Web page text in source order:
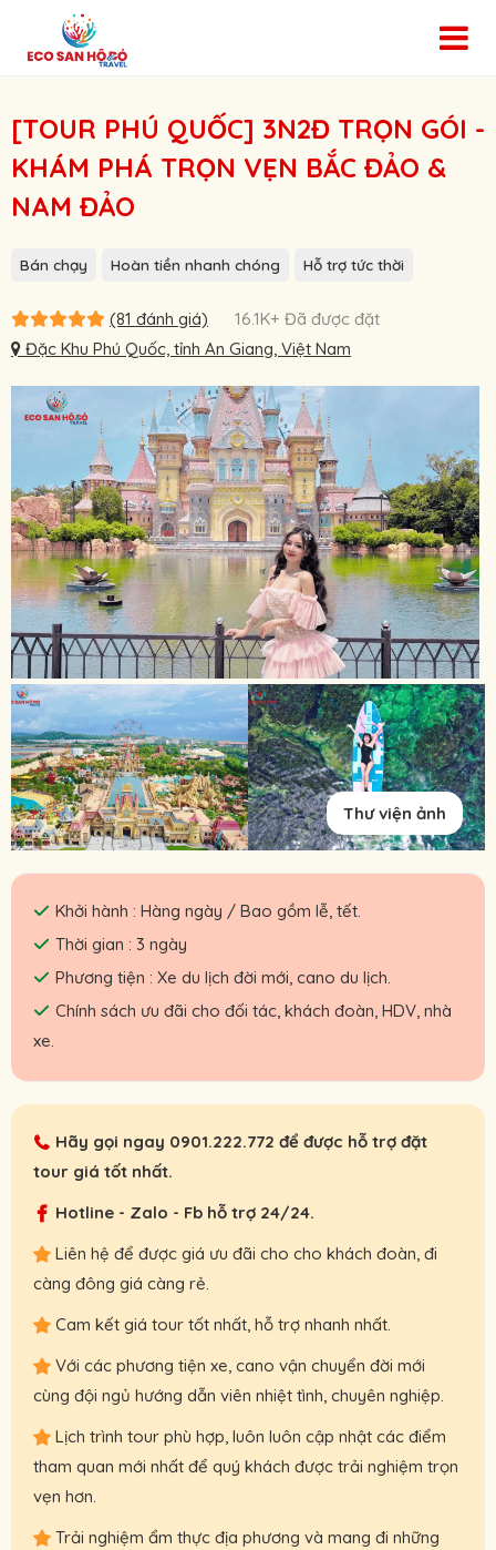
[TOUR PHÚ QUỐC] 3N2Đ TRỌN GÓI -
KHÁM PHÁ TRỌN VẸN BẮC ĐẢO &
NAM ĐẢO
Bán chạy Hoàn tiền nhanh chóng Hỗ trợ tức thời
(81 đánh giá)
16.1K+ Đã được đặt
Đặc Khu Phú Quốc, tỉnh An Giang, Việt Nam
Thư viện ảnh
Khởi hành : Hàng ngày / Bao gồm lễ, tết.
Thời gian : 3 ngày
Phương tiện : Xe du lịch đời mới, cano du lịch.
Chính sách ưu đãi cho đối tác, khách đoàn, HDV, nhà
xe.
Hãy gọi ngay 0901.222.772 để được hỗ trợ đặt
tour giá tốt nhất.
Hotline - Zalo - Fb hỗ trợ 24/24.
Liên hệ để được giá ưu đãi cho cho khách đoàn, đi
càng đông giá càng rẻ.
Cam kết giá tour tốt nhất, hỗ trợ nhanh nhất.
Với các phương tiện xe, cano vận chuyển đời mới
cùng đội ngủ hướng dẫn viên nhiệt tình, chuyên nghiệp.
Lịch trình tour phù hợp, luôn luôn cập nhật các điểm
tham quan mới nhất để quý khách được trải nghiệm trọn
vẹn hơn.
Trải nghiệm ẩm thực địa phương và mang đi những